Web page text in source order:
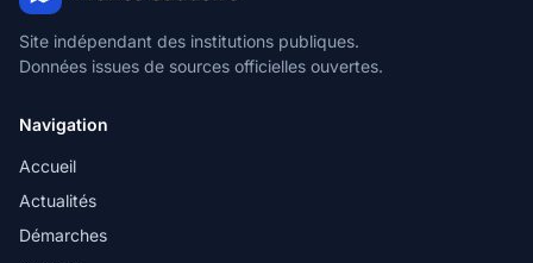
Site indépendant des institutions publiques.
Données issues de sources officielles ouvertes.
Navigation
Accueil
Actualités
Démarches